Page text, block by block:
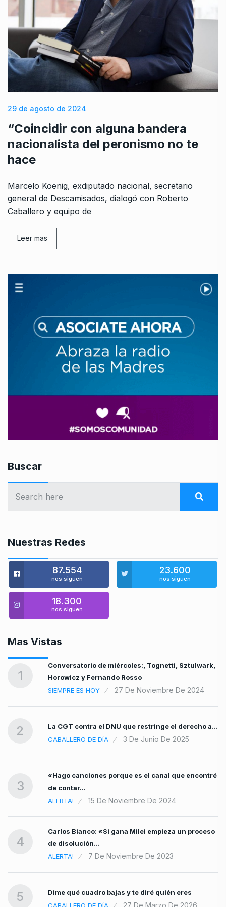
29 de agosto de 2024
“Coincidir con alguna bandera
nacionalista del peronismo no te
hace
Marcelo Koenig, exdiputado nacional, secretario
general de Descamisados, dialogó con Roberto
Caballero y equipo de
Leer mas
Buscar
Nuestras Redes
87.554
nos siguen
23.600
nos siguen
18.300
nos siguen
Mas Vistas
1
Conversatorio de miércoles:, Tognetti, Sztulwark,
Horowicz y Fernando Rosso
SIEMPRE ES HOY
27 De Noviembre De 2024
2
La CGT contra el DNU que restringe el derecho a…
CABALLERO DE DÍA
3 De Junio De 2025
3
«Hago canciones porque es el canal que encontré
de contar…
ALERTA!
15 De Noviembre De 2024
4
Carlos Bianco: «Si gana Milei empieza un proceso
de disolución…
ALERTA!
7 De Noviembre De 2023
5
Dime qué cuadro bajas y te diré quién eres
CABALLERO DE DÍA
27 De Marzo De 2026